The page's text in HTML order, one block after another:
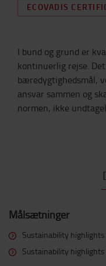
ECOVADIS
I bund og grund er
kontinuerlig rejse.
bæredygtighedsmål,
ansvar sammen og
normen, ikke
Målsætninger
Sustainability
Sustainability